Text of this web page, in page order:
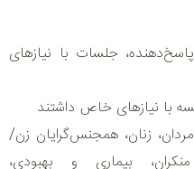
از ۲۴ منطقه پاسخ‌دهنده، جلسات با نیازهای
زنان، همجنس‌گرایان زن/
بیماری و بهبودی،